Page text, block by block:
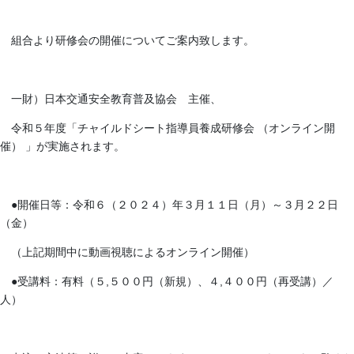
組合より研修会の開催についてご案内致します。
一財）日本交通安全教育普及協会 主催、
令和５年度「チャイルドシート指導員養成研修会 （オンライン開
催） 」が実施されます。
●開催日等：令和６（２０２４）年３月１１日（月）～３月２２日
（金）
（上記期間中に動画視聴によるオンライン開催）
●受講料：有料（５,５００円（新規）、４,４００円（再受講）／
人）